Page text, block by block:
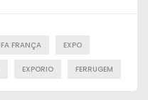
FRANÇA EXPO
EXPORIO FERRUGEM